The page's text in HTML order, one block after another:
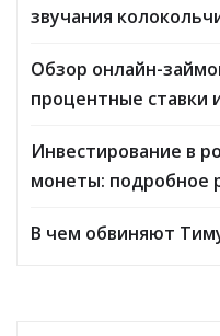
звучания
Обзор онлайн-
процентные ставки
Инвестирование в
монеты: подробное
В чем обвиняют